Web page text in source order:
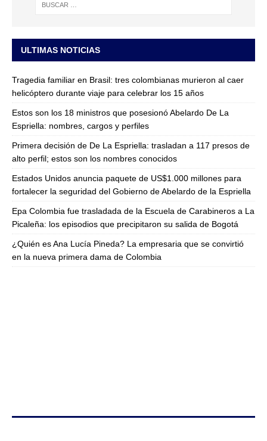
ULTIMAS NOTICIAS
Tragedia familiar en Brasil: tres colombianas murieron al caer
helicóptero durante viaje para celebrar los 15 años
Estos son los 18 ministros que posesionó Abelardo De La
Espriella: nombres, cargos y perfiles
Primera decisión de De La Espriella: trasladan a 117 presos de
alto perfil; estos son los nombres conocidos
Estados Unidos anuncia paquete de US$1.000 millones para
fortalecer la seguridad del Gobierno de Abelardo de la Espriella
Epa Colombia fue trasladada de la Escuela de Carabineros a La
Picaleña: los episodios que precipitaron su salida de Bogotá
¿Quién es Ana Lucía Pineda? La empresaria que se convirtió
en la nueva primera dama de Colombia